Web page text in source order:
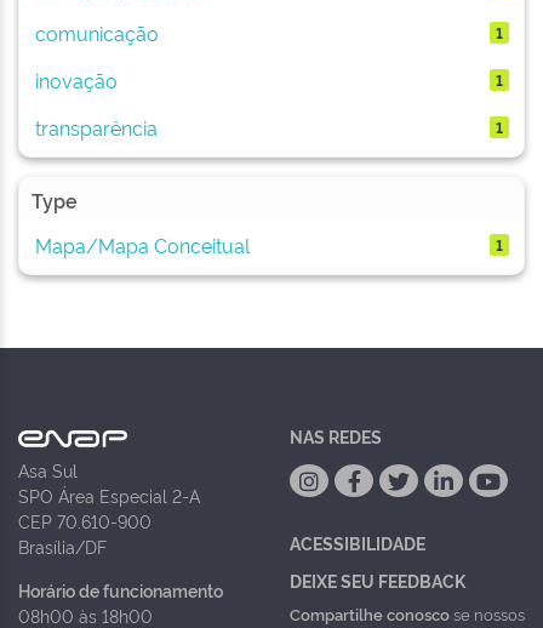
comunicação 1
inovação 1
transparência 1
Type
Mapa/Mapa Conceitual
1
Asa Sul
SPO Área Especial 2-A
CEP 70.610-900
Brasília/DF
Horário de funcionamento
08h00 às 18h00
NAS REDES
ACESSIBILIDADE
DEIXE SEU FEEDBACK
Compartilhe conoscose nossos